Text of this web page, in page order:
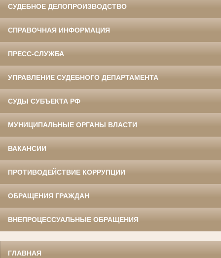
СУДЕБНОЕ ДЕЛОПРОИЗВОДСТВО
СПРАВОЧНАЯ ИНФОРМАЦИЯ
ПРЕСС-СЛУЖБА
УПРАВЛЕНИЕ СУДЕБНОГО ДЕПАРТАМЕНТА
СУДЫ СУБЪЕКТА РФ
МУНИЦИПАЛЬНЫЕ ОРГАНЫ ВЛАСТИ
ВАКАНСИИ
ПРОТИВОДЕЙСТВИЕ КОРРУПЦИИ
ОБРАЩЕНИЯ ГРАЖДАН
ВНЕПРОЦЕССУАЛЬНЫЕ ОБРАЩЕНИЯ
ГЛАВНАЯ